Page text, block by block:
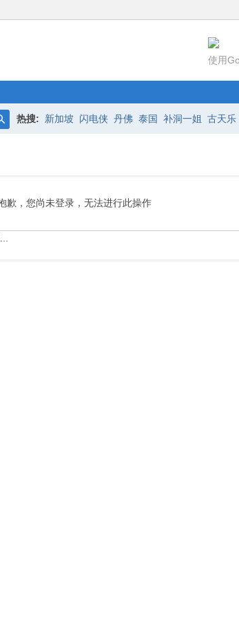
使用
热搜: 新加坡 闪电侠 丹佛 泰国 补洞一姐 古天乐
歉，您尚未登录，无法进行此操作